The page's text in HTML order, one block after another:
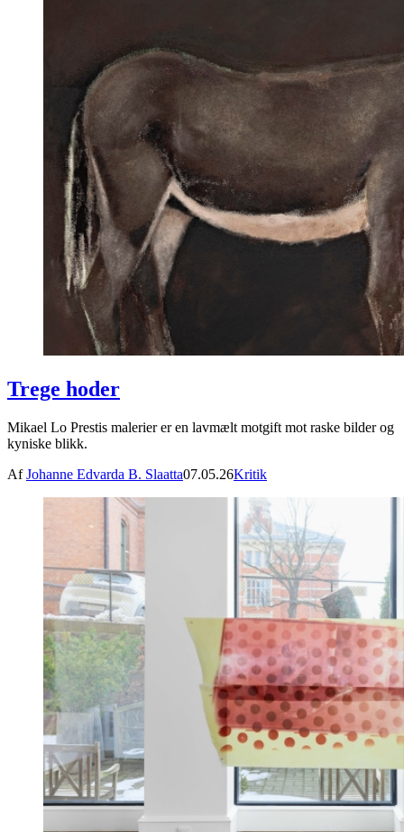
Trege hoder
Mikael Lo Prestis malerier er en lavmælt motgift mot raske bilder og
kyniske blikk.
AfJohanne Edvarda B. Slaatta07.05.26Kritik